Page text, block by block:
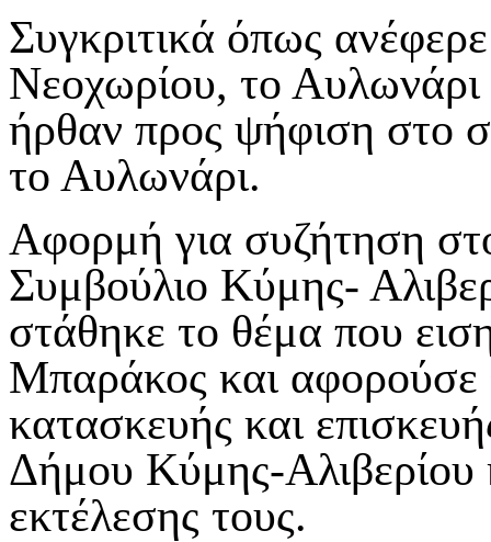
Συγκριτικά όπως
Νεοχωρίου, το Αυλωνάρι
ήρθαν προς ψήφιση στο
το Αυλωνάρι.
Αφορμή για συζήτηση
Συμβούλιο Κύμης-
στάθηκε το θέμα που
Μπαράκος και αφορούσε
κατασκευής και
Δήμου Κύμης-Αλιβερίου
εκτέλεσης τους.